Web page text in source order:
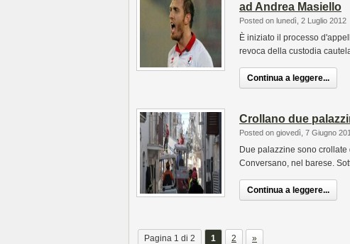
ad Andrea Masiello
Posted on lunedì, 2 Luglio 2012
È iniziato il processo
revoca della custodia
Continua a leggere...
Crollano due
Posted on giovedì, 7 Giugno
Due palazzine sono
Conversano, nel barese.
Continua a leggere...
Pagina 1 di 2 1 2 »